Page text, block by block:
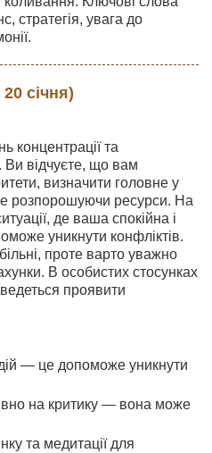
стратегія, увага до
січня)
концентрації та
Ви відчуєте, що вам
визначити головне у
розпорошуючи ресурси. На
де ваша спокійна і
уникнути конфліктів.
проте варто уважно
В особистих стосунках
проявити
— це допоможе уникнути
на критику — вона може
та медитації для